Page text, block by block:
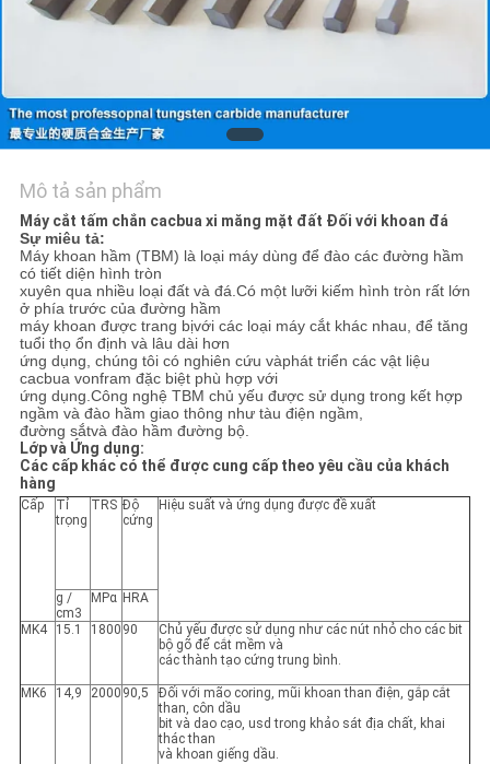
TIN
YÊU
BÁO
GIÁ
SƠ
ĐỒ
TRANG
WEB
PRIVACY
POLICY
Mô tả sản phẩm
Máy cắt tấm chắn cacbua xi măng mặt đất Đối với khoan đá
Sự miêu tả:
Máy khoan hầm (TBM) là loại máy dùng để đào các đường hầm
có tiết diện hình tròn
xuyên qua nhiều loại đất và đá.Có một lưỡi kiếm hình tròn rất lớn
ở phía trước của đường hầm
máy khoan được trang bịvới các loại máy cắt khác nhau, để tăng
tuổi thọ ổn định và lâu dài hơn
ứng dụng, chúng tôi có nghiên cứu vàphát triển các vật liệu
cacbua vonfram đặc biệt phù hợp với
ứng dụng.Công nghệ TBM chủ yếu được sử dụng trong kết hợp
ngầm và đào hầm giao thông như tàu điện ngầm,
đường sắtvà đào hầm đường bộ.
Lớp và Ứng dụng:
Các cấp khác có thể được cung cấp theo yêu cầu của khách
hàng
Cấp
Tỉ
trọng
TRS Độ
cứng
Hiệu suất và ứng dụng được đề xuất
g /
cm3
MPα HRA
MK4 15.1 1800 90
Chủ yếu được sử dụng như các nút nhỏ cho các bit
bộ gõ để cắt mềm và
các thành tạo cứng trung bình.
MK6 14,9 2000 90,5
Đối với mão coring, mũi khoan than điện, gắp cắt
than, côn dầu
bit và dao cạo, usd trong khảo sát địa chất, khai
thác than
và khoan giếng dầu.